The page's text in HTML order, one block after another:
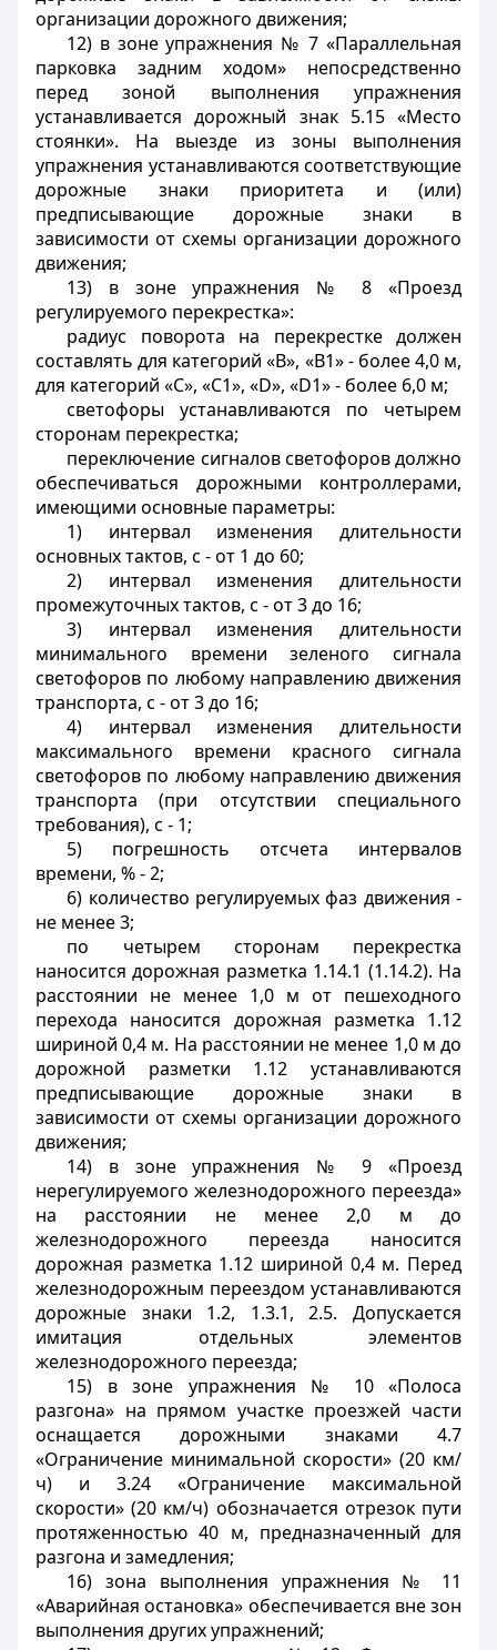
организации дорожного движения;
12) в зоне упражнения № 7 «Параллельная
парковка задним ходом» непосредственно
перед зоной выполнения упражнения
устанавливается дорожный знак 5.15 «Место
стоянки». На выезде из зоны выполнения
упражнения устанавливаются соответствующие
дорожные знаки приоритета и (или)
предписывающие дорожные знаки в
зависимости от схемы организации дорожного
движения;
13) в зоне упражнения № 8 «Проезд
регулируемого перекрестка»:
радиус поворота на перекрестке должен
составлять для категорий «В», «В1» - более 4,0 м,
для категорий «С», «C1», «D», «D1» - более 6,0 м;
светофоры устанавливаются по четырем
сторонам перекрестка;
переключение сигналов светофоров должно
обеспечиваться дорожными контроллерами,
имеющими основные параметры:
1) интервал изменения длительности
основных тактов, с - от 1 до 60;
2) интервал изменения длительности
промежуточных тактов, с - от 3 до 16;
3) интервал изменения длительности
минимального времени зеленого сигнала
светофоров по любому направлению движения
транспорта, с - от 3 до 16;
4) интервал изменения длительности
максимального времени красного сигнала
светофоров по любому направлению движения
транспорта (при отсутствии специального
требования), с - 1;
5) погрешность отсчета интервалов
времени, % - 2;
6) количество регулируемых фаз движения -
не менее 3;
по четырем сторонам перекрестка
наносится дорожная разметка 1.14.1 (1.14.2). На
расстоянии не менее 1,0 м от пешеходного
перехода наносится дорожная разметка 1.12
шириной 0,4 м. На расстоянии не менее 1,0 м до
дорожной разметки 1.12 устанавливаются
предписывающие дорожные знаки в
зависимости от схемы организации дорожного
движения;
14) в зоне упражнения № 9 «Проезд
нерегулируемого железнодорожного переезда»
на расстоянии не менее 2,0 м до
железнодорожного переезда наносится
дорожная разметка 1.12 шириной 0,4 м. Перед
железнодорожным переездом устанавливаются
дорожные знаки 1.2, 1.3.1, 2.5. Допускается
имитация отдельных элементов
железнодорожного переезда;
15) в зоне упражнения № 10 «Полоса
разгона» на прямом участке проезжей части
оснащается дорожными знаками 4.7
«Ограничение минимальной скорости» (20 км/
ч) и 3.24 «Ограничение максимальной
скорости» (20 км/ч) обозначается отрезок пути
протяженностью 40 м, предназначенный для
разгона и замедления;
16) зона выполнения упражнения № 11
«Аварийная остановка» обеспечивается вне зон
выполнения других упражнений;